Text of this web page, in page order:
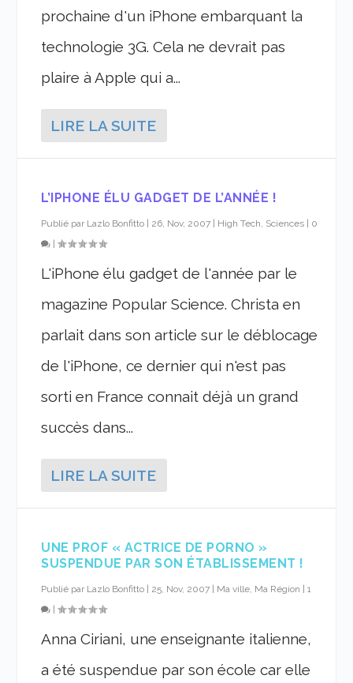
prochaine d'un iPhone embarquant la
technologie 3G. Cela ne devrait pas
plaire à Apple qui a...
LIRE LA SUITE
L’IPHONE ÉLU GADGET DE L’ANNÉE !
Publié par Lazlo Bonfitto 26, Nov, 2007 High Tech, Sciences
0
|
L'iPhone élu gadget de l'année par le
magazine Popular Science. Christa en
parlait dans son article sur le déblocage
de l'iPhone, ce dernier qui n'est pas
sorti en France connait déjà un grand
succès dans...
LIRE LA SUITE
UNE PROF « ACTRICE DE PORNO »
SUSPENDUE PAR SON ÉTABLISSEMENT !
Publié par Lazlo Bonfitto 25, Nov, 2007 Ma ville, Ma Région |1
|
Anna Ciriani, une enseignante italienne,
a été suspendue par son école car elle